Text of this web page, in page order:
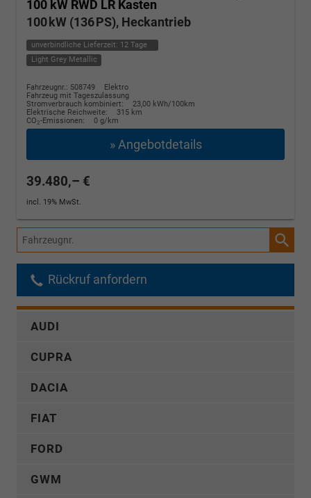
100 kW RWD LR Kasten
100 kW (136 PS), Heckantrieb
unverbindliche Lieferzeit: 12 Tage
Light Grey Metallic
Fahrzeugnr.: 508749
Elektro
Fahrzeug mit Tageszulassung
Stromverbrauch kombiniert:
23,00 kWh/100km
Elektrische Reichweite:
315 km
CO2-Emissionen: 0 g/km
» Angebotdetails
39.480,– €
incl. 19% MwSt.
Fahrzeugnr.
Rückruf anfordern
AUDI
CUPRA
DACIA
FIAT
FORD
GWM